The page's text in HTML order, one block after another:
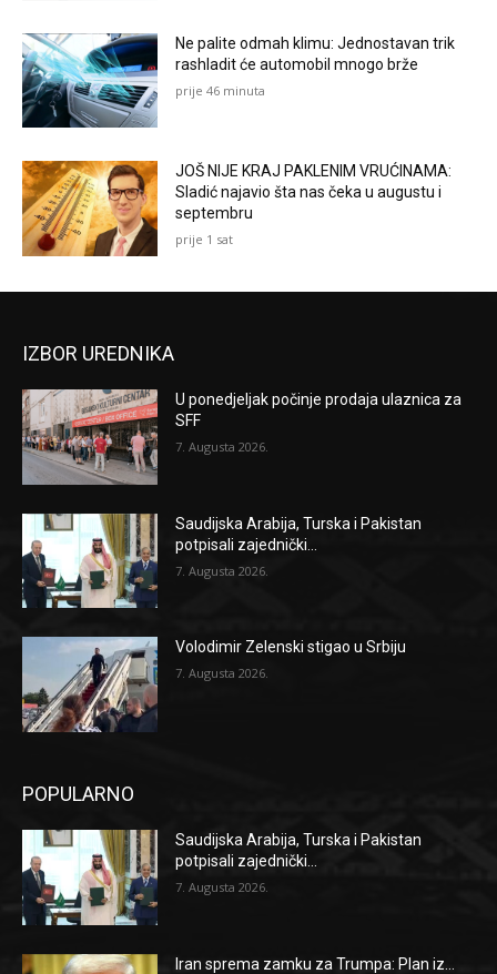
Ne palite odmah klimu: Jednostavan trik
rashladit će automobil mnogo brže
prije 46 minuta
JOŠ NIJE KRAJ PAKLENIM VRUĆINAMA:
Sladić najavio šta nas čeka u augustu i
septembru
prije 1 sat
IZBOR UREDNIKA
U ponedjeljak počinje prodaja ulaznica za
SFF
7. Augusta 2026.
Saudijska Arabija, Turska i Pakistan
potpisali zajednički...
7. Augusta 2026.
Volodimir Zelenski stigao u Srbiju
7. Augusta 2026.
POPULARNO
Saudijska Arabija, Turska i Pakistan
potpisali zajednički...
7. Augusta 2026.
Iran sprema zamku za Trumpa: Plan iz...